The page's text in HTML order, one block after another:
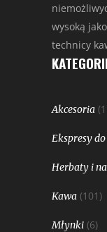
wysoką
technicy
Akcesoria
Ekspresy
Herbaty i
Kawa (101)
Młynki (6)